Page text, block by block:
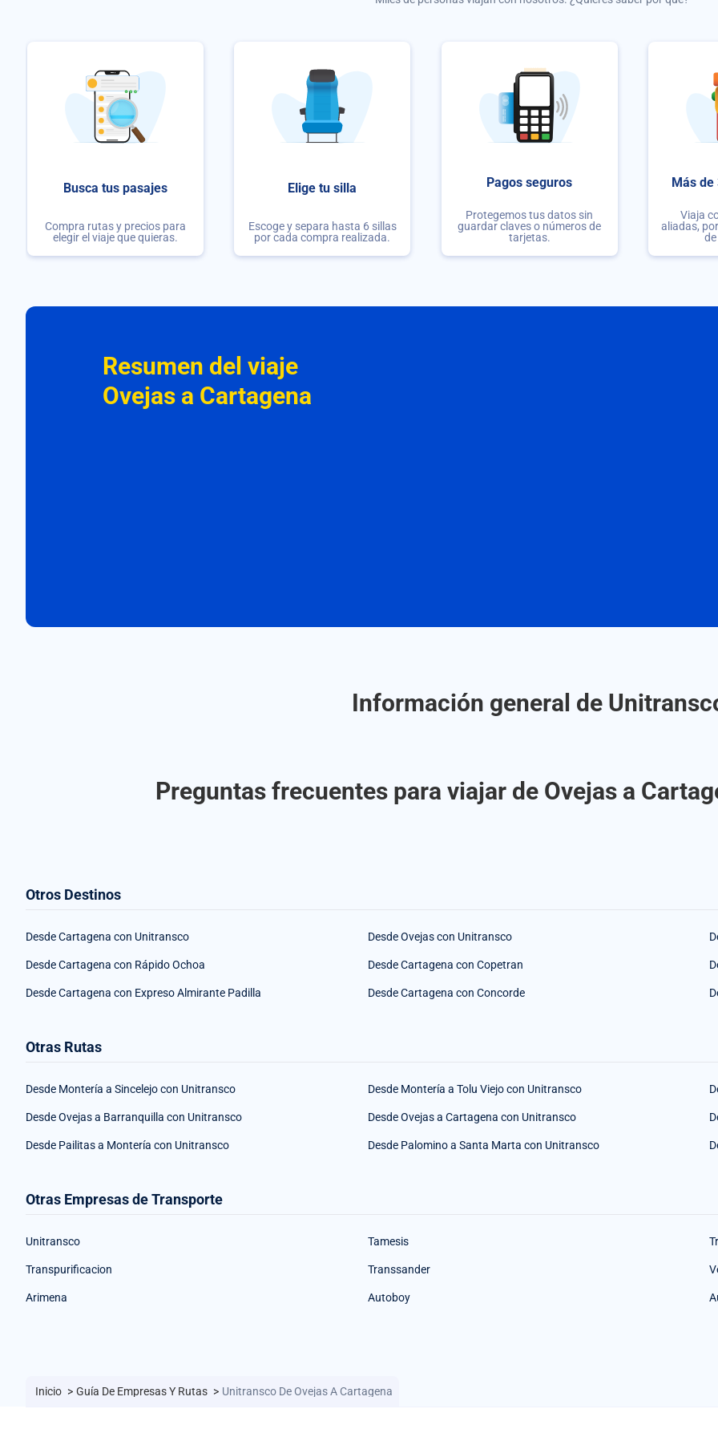
Busca tus pasajes
Compra rutas y precios para
elegir el viaje que quieras.
Elige tu silla
Escoge y separa hasta 6 sillas
por cada compra realizada.
Pagos seguros
Protegemos tus datos sin
guardar claves o números de
tarjetas.
Más
Viaja
aliadas,
Resumen del viaje
Ovejas a Cartagena
Información general de
Preguntas frecuentes para viajar de Ovejas a
Otros Destinos
Desde Cartagena con Unitransco Desde Ovejas con Unitransco
Desde Cartagena con Rápido Ochoa Desde Cartagena con Copetran
Desde Cartagena con Expreso Almirante Padilla Desde Cartagena con Concorde
Otras Rutas
Desde Montería a Sincelejo con Unitransco Desde Montería a Tolu Viejo con Unitransco
Desde Ovejas a Barranquilla con Unitransco Desde Ovejas a Cartagena con Unitransco
Desde Pailitas a Montería con Unitransco Desde Palomino a Santa Marta con Unitransco
Otras Empresas de Transporte
Unitransco Tamesis
Transpurificacion Transsander
Arimena Autoboy
Inicio > Guía De Empresas Y Rutas > Unitransco De Ovejas A Cartagena